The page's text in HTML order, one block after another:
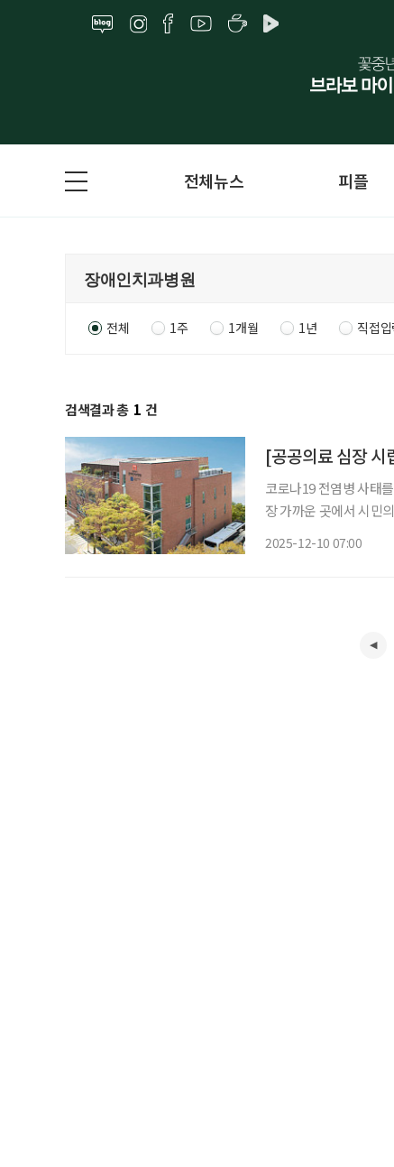
전체뉴스 피플
전체 1주 1개월 1년 직접입
검색결과 총 1 건
코로나19 전염병 사태
장 가까운 곳에서 시민
2025-12-10 07:00